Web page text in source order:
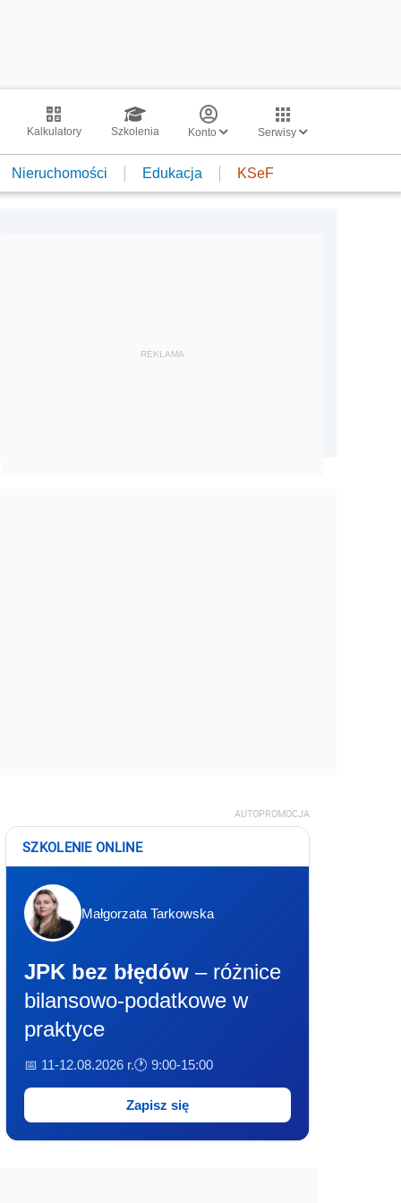
Kalkulatory Szkolenia Konto Serwisy
Nieruchomości Edukacja KSeF
REKLAMA
AUTOPROMOCJA
SZKOLENIE ONLINE
Małgorzata Tarkowska
JPK bez błędów – różnice
bilansowo-podatkowe w
praktyce
📅 11-12.08.2026 r.🕐 9:00-15:00
Zapisz się